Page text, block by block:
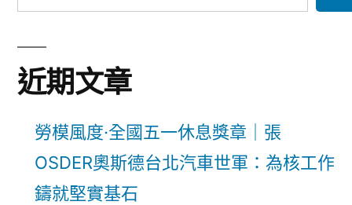
近期文章
勞模風度·全國五一休息獎章｜張
OSDER奧斯德台北汽車世軍：為核工作
鑄就堅實基石